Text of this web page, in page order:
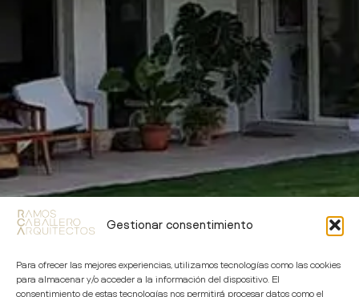
Gestionar consentimiento
Para ofrecer las mejores experiencias, utilizamos tecnologías como las cookies
para almacenar y/o acceder a la información del dispositivo. El
consentimiento de estas tecnologías nos permitirá procesar datos como el